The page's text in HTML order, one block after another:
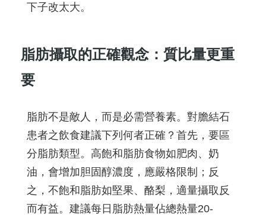
下子改太大。
脂肪攝取的正確觀念：質比量更重
要
脂肪不是敵人，而是必需營養素。對膽結石
患者之飲食建議下列何者正確？首先，要區
分脂肪類型。高飽和脂肪食物如肥肉、奶
油，會增加胆固醇濃度，應嚴格限制；反
之，不飽和脂肪如堅果、酪梨，適量攝取反
而有益。建議每日脂肪熱量佔總熱量20-